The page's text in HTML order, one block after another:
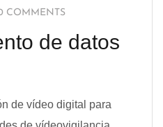
COMMENTS
de datos
de vídeo digital para